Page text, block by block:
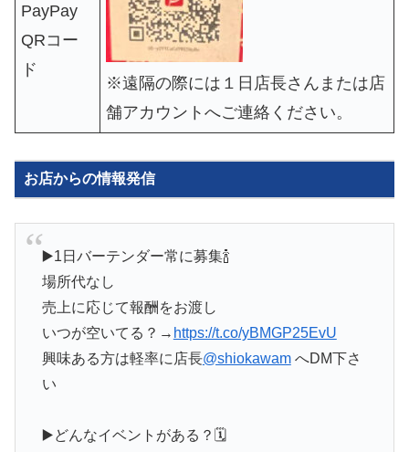
PayPay
QRコー
ド
※遠隔の際には１日店長さんまたは店
舗アカウントへご連絡ください。
お店からの情報発信
▶️1日バーテンダー常に募集🍾
場所代なし
売上に応じて報酬をお渡し
いつが空いてる？→ https://t.co/yBMGP25EvU
興味ある方は軽率に店長@shiokawamへDM下さ
い
▶️どんなイベントがある？🗓